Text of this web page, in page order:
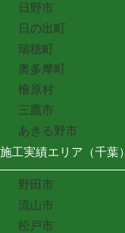
日野市
日の出町
瑞穂町
奥多摩町
檜原村
三鷹市
あきる野市
施工実績エリア（千葉）
野田市
流山市
松戸市